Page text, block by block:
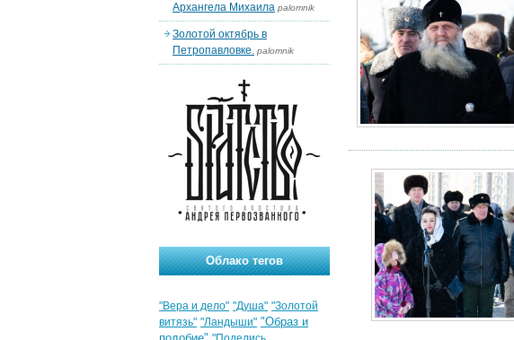
Архангела Михаила palomnik
Золотой октябрь в
Петропавловке. palomnik
Облако тегов
"Вера и дело" "Душа" "Золотой
витязь" "Ландыши" "Образ и